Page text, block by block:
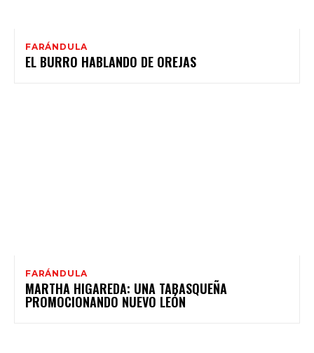
FARÁNDULA
EL BURRO HABLANDO DE OREJAS
FARÁNDULA
MARTHA HIGAREDA: UNA TABASQUEÑA
PROMOCIONANDO NUEVO LEÓN